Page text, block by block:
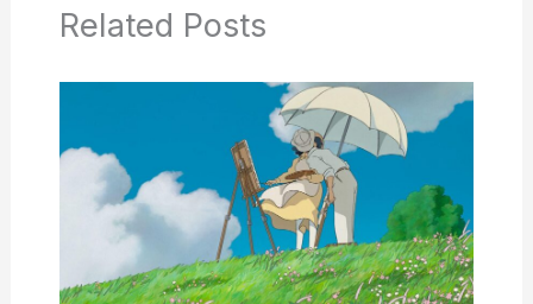
Related Posts